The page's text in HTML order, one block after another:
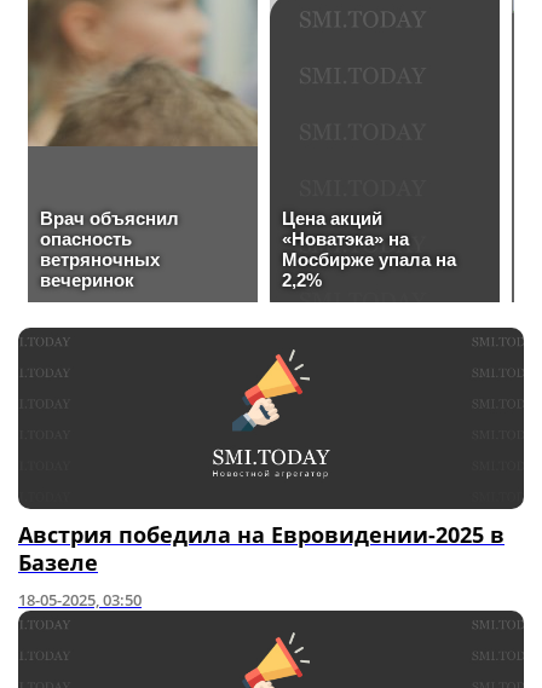
Австрия победила на Евровидении-2025 в
Базеле
18-05-2025, 03:50